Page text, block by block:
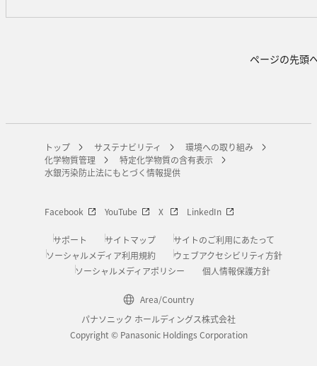
ページの先頭
トップ サステナビリティ
環境への取り組み
化学物質管理
特定化学物質の含有表示
水銀汚染防止法にもとづく情報提供
Facebook YouTube X LinkedIn
サポート サイトマップ
サイトのご利用にあたって
ソーシャルメディア利用規約
ウェブアクセシビリティ方針
ソーシャルメディアポリシー
個人情報保護方針
Area/Country
パナソニック ホールディングス株式会社
Copyright © Panasonic Holdings Corporation